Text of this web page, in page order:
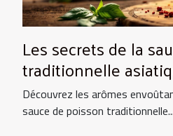
Les secrets de la
traditionnelle
utilisations
Découvrez les arômes
sauce de poisson traditionnelle...